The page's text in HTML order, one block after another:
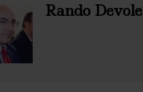
Rando Devole